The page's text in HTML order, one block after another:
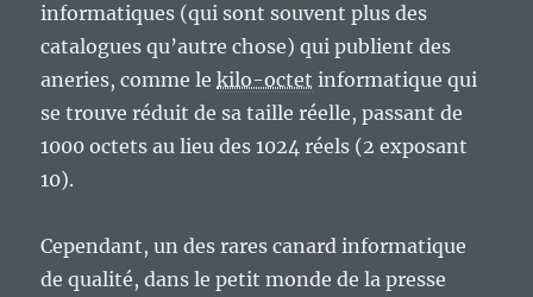
informatiques (qui sont souvent plus des
catalogues qu’autre chose) qui publient des
aneries, comme lekilo-octet informatique qui
se trouve réduit de sa taille réelle, passant de
1000 octets au lieu des 1024 réels (2 exposant
10).
Cependant, un des rares canard informatique
de qualité, dans le petit monde de la presse